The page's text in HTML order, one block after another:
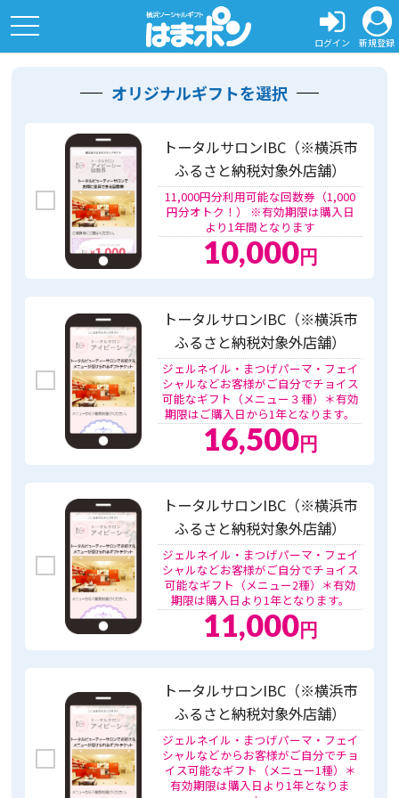
ログイン 新規登録
toggle
navigation
オリジナルギフトを選択
トータルサロンIBC（※横浜市
ふるさと納税対象外店舗）
11,000円分利用可能な回数券（1,000
円分オトク！） ※有効期限は購入日
より1年間となります
10,000円
トータルサロンIBC（※横浜市
ふるさと納税対象外店舗）
ジェルネイル・まつげパーマ・フェイ
シャルなどお客様がご自分でチョイス
可能なギフト（メニュー３種）＊有効
期限はご購入日から1年となります。
16,500円
トータルサロンIBC（※横浜市
ふるさと納税対象外店舗）
ジェルネイル・まつげパーマ・フェイ
シャルなどお客様がご自分でチョイス
可能なギフト（メニュー2種）＊有効
期限は購入日より1年となります。
11,000円
トータルサロンIBC（※横浜市
ふるさと納税対象外店舗）
ジェルネイル・まつげパーマ・フェイ
シャルなどからお客様がご自分でチョ
イス可能なギフト（メニュー1種）＊
有効期限は購入日より1年となりま